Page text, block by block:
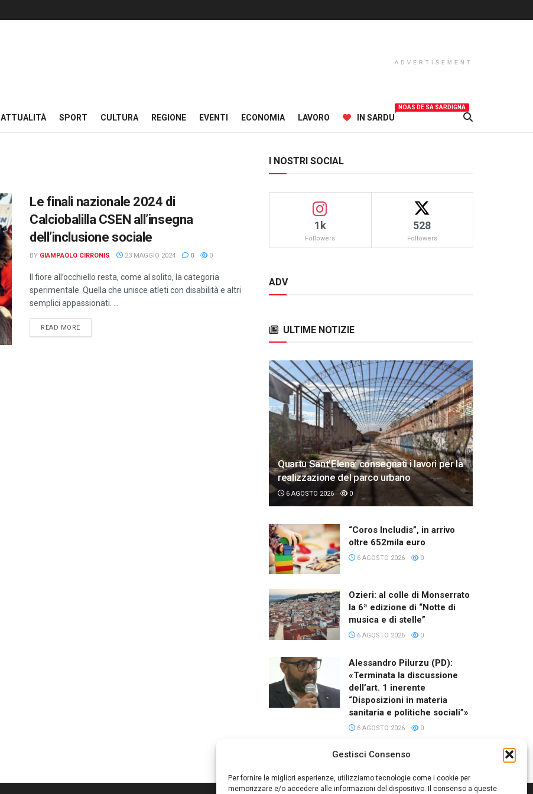
Gestisci Consenso
Per fornire le migliori esperienze, utilizziamo tecnologie come i cookie per
memorizzare e/o accedere alle informazioni del dispositivo. Il consenso a queste
ADVERTISEMENT
ATTUALITÀ SPORT CULTURA REGIONE EVENTI ECONOMIA LAVORO IN SARDU
NOAS DE SA SARDIGNA
Le finali nazionale 2024 di
Calciobalilla CSEN all’insegna
dell’inclusione sociale
BY GIAMPAOLO CIRRONIS 23 MAGGIO 2024 0 0
Il fiore all’occhiello resta, come al solito, la categoria
sperimentale. Quella che unisce atleti con disabilità e altri
semplici appassionati. ...
READ MOREDETAILS
I NOSTRI SOCIAL
1k
Followers
528
Followers
ADV
ULTIME NOTIZIE
Quartu Sant’Elena: consegnati i lavori per la
realizzazione del parco urbano
6 AGOSTO 2026 0
“Coros Includis”, in arrivo
oltre 652mila euro
6 AGOSTO 2026 0
Ozieri: al colle di Monserrato
la 6ª edizione di “Notte di
musica e di stelle”
6 AGOSTO 2026 0
Alessandro Pilurzu (PD):
«Terminata la discussione
dell’art. 1 inerente
“Disposizioni in materia
sanitaria e politiche sociali”»
6 AGOSTO 2026 0